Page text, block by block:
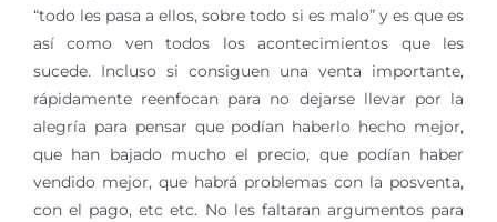
“todo les pasa a ellos, sobre todo si es malo” y es que es
así como ven todos los acontecimientos que les
sucede. Incluso si consiguen una venta importante,
rápidamente reenfocan para no dejarse llevar por la
alegría para pensar que podían haberlo hecho mejor,
que han bajado mucho el precio, que podían haber
vendido mejor, que habrá problemas con la posventa,
con el pago, etc etc. No les faltaran argumentos para